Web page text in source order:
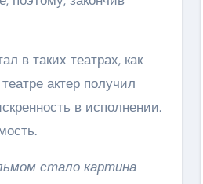
в таких театрах, как
актер получил
в исполнении.
стало картина